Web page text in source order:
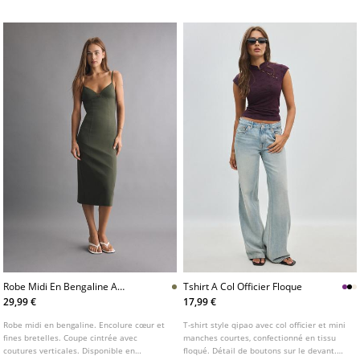
Robe Midi En Bengaline A
Bretelles
29,99 €
Robe midi en bengaline. Encolure cœur et
fines bretelles. Coupe cintrée avec
coutures verticales. Disponible en
Tshirt A Col Officier Floque
17,99 €
T-shirt style qipao avec col officier et mini
manches courtes, confectionné en tissu
floqué. Détail de boutons sur le devant.